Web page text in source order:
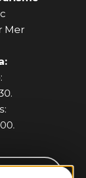
Mer